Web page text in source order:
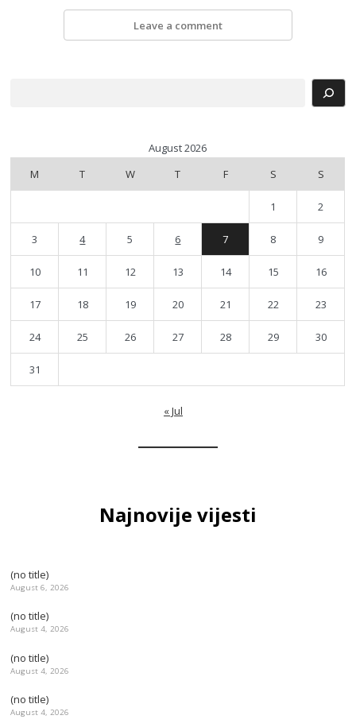
Leave a comment
August 2026
M
T W T F S S
1 2
3 4 5 6 7 8 9
10 11 12 13 14 15 16
17 18 19 20 21 22 23
24 25 26 27 28 29 30
31
« Jul
Najnovije vijesti
(no title)
August 6, 2026
(no title)
August 4, 2026
(no title)
August 4, 2026
(no title)
August 4, 2026